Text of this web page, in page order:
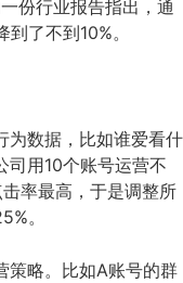
份行业报告指出，通
了不到10%。
为数据，比如谁爱看什
司用10个账号运营不
率最高，于是调整所
。
策略。比如A账号的群